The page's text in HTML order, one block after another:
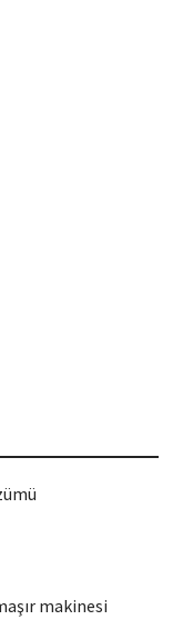
makinesi